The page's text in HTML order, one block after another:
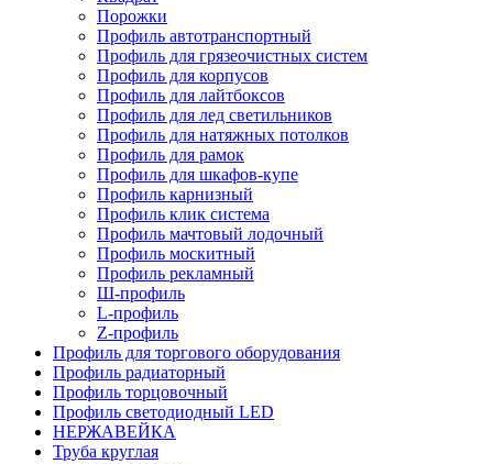
Порожки
Профиль автотранспортный
Профиль для грязеочистных систем
Профиль для корпусов
Профиль для лайтбоксов
Профиль для лед светильников
Профиль для натяжных потолков
Профиль для рамок
Профиль для шкафов-купе
Профиль карнизный
Профиль клик система
Профиль мачтовый лодочный
Профиль москитный
Профиль рекламный
Ш-профиль
L-профиль
Z-профиль
Профиль для торгового оборудования
Профиль радиаторный
Профиль торцовочный
Профиль светодиодный LED
НЕРЖАВЕЙКА
Труба круглая